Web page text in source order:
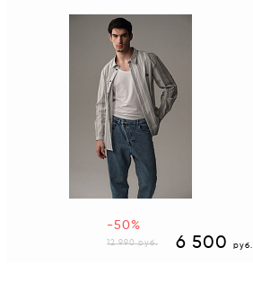
-50%
12 990руб. 6 500 руб.